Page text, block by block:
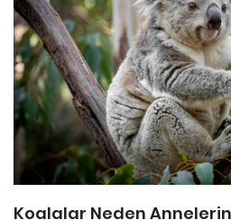
Koalalar Neden